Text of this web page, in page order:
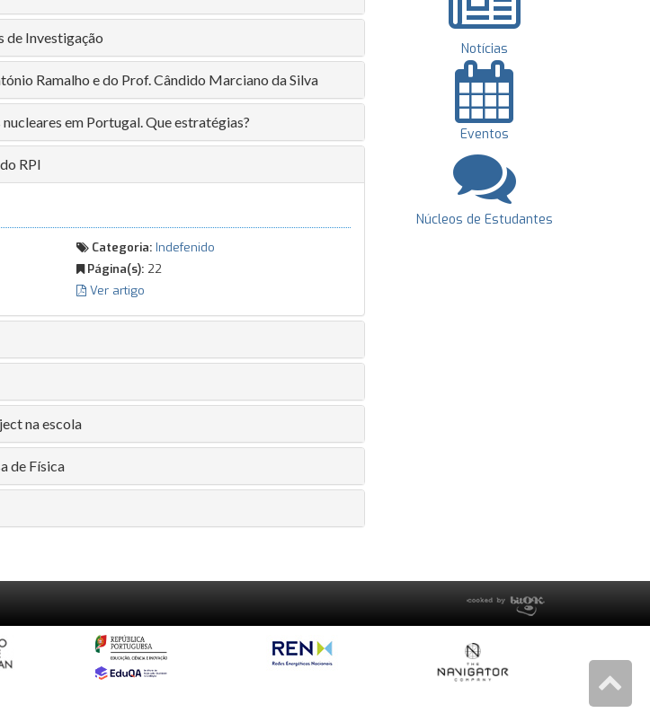
de Investigação
Ramalho e do Prof. Cândido Marciano da Silva
em Portugal. Que estratégias?
RPI
Categoria: Indefenido
Página(s): 22
Ver artigo
na escola
de Física
Notícias
Eventos
Núcleos de Estudantes